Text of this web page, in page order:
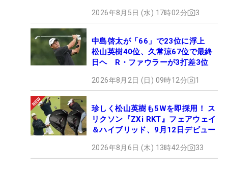
2026年8月5日 (水) 17時02分 3
中島啓太が「66」で23位に浮上
松山英樹40位、久常涼67位で最終
日ヘ R・ファウラーが3打差3位
2026年8月2日 (日) 09時12分 1
珍しく松山英樹も5Wを即採用！ ス
リクソン『ZXi RKT』フェアウェイ
＆ハイブリッド、9月12日デビュー
2026年8月6日 (木) 13時42分 33